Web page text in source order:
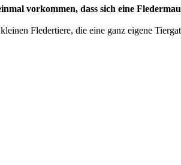
vorkommen, dass sich eine
Fledertiere, die eine ganz eigene